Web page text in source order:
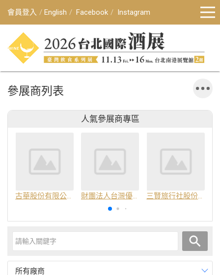
會員登入 English Facebook Instagram
參展商列表
人氣參展商專區
古華股份有限公司 財團法人台灣優良農產品發展協會 三賢旅行社股份有限公司
所有廠商